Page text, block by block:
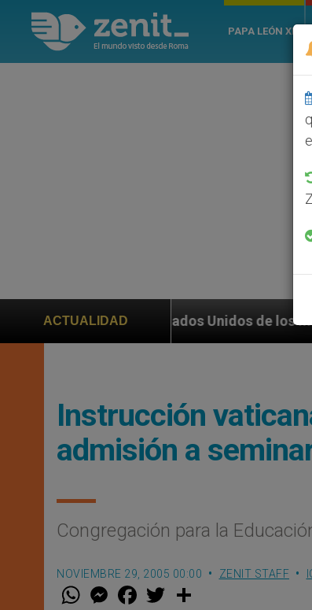
PAPA LEÓN XIV
ACTUALIDAD
Estados Unidos de los mártires de Georgia
Instrucción
admisión a
Congregación para la
NOVIEMBRE 29, 2005 00:00 ZENIT STAFF
W M
e
F
a w